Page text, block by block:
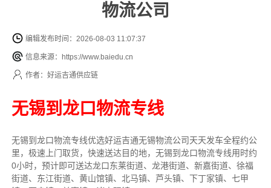
物流公司
编辑发布时间：2026-08-03 11:07:37
信息来源：https://www.baiedu.cn
作者：好运吉通供应链
无锡到龙口物流专线
无锡到龙口物流专线优选好运吉通无锡物流公司天天发车全程约公
里， 极速上门取货，快速送达目的地，无锡到龙口物流专线用时约
0小时，预计即可送达龙口东莱街道、龙港街道、新嘉街道、徐福
街道、东江街道、黄山馆镇、北马镇、芦头镇、下丁家镇、七甲